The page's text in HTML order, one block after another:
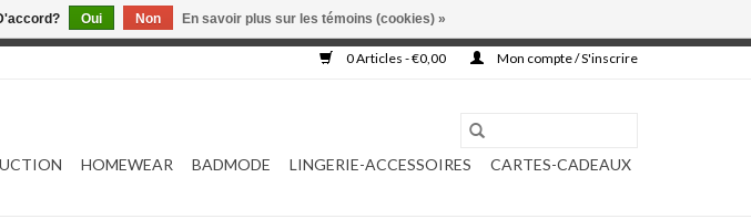
0 Articles - €0,00 Mon compte / S'inscrire
HOMEWEAR BADMODE LINGERIE-ACCESSOIRES CARTES-CADEAUX
Oui Non En savoir plus sur les témoins (cookies) »
passée ne sera ni traitée, ni complétée.